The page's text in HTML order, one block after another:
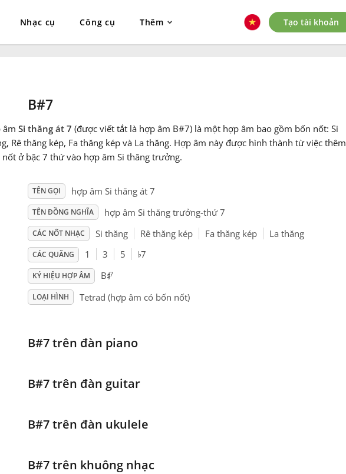
Nhạc cụ Công cụ Thêm Tạo tài khoản
B#7
âm Si thăng át 7 (được viết tắt là hợp âm B#7) là một hợp âm bao gồm bốn nốt: Si
Rê thăng kép, Fa thăng kép và La thăng. Hợp âm này được hình thành từ việc thêm
ở bậc 7 thứ vào hợp âm Si thăng trưởng.
TÊN GỌI hợp âm Si thăng át 7
TÊN ĐỒNG NGHĨA hợp âm Si thăng trưởng-thứ 7
CÁC NỐT NHẠC Si thăng Rê thăng kép Fa thăng kép La thăng
CÁC QUÃNG 1 3 5 ♭7
KÝ HIỆU HỢP ÂM B♯7
LOẠI HÌNH Tetrad (hợp âm có bốn nốt)
B#7 trên đàn piano
B#7 trên đàn guitar
B#7 trên đàn ukulele
B#7 trên khuông nhạc